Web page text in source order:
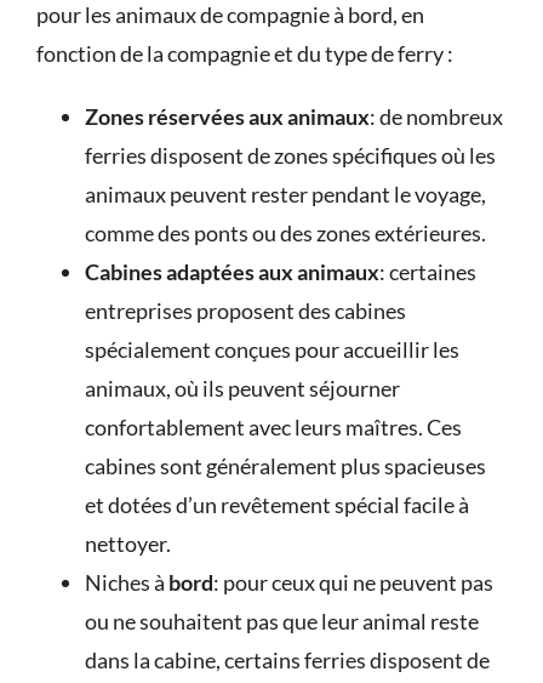
pour les animaux de compagnie à bord, en
fonction de la compagnie et du type de ferry :
Zones réservées aux animaux: de nombreux
ferries disposent de zones spécifiques où les
animaux peuvent rester pendant le voyage,
comme des ponts ou des zones extérieures.
Cabines adaptées aux animaux: certaines
entreprises proposent des cabines
spécialement conçues pour accueillir les
animaux, où ils peuvent séjourner
confortablement avec leurs maîtres. Ces
cabines sont généralement plus spacieuses
et dotées d’un revêtement spécial facile à
nettoyer.
Niches à bord: pour ceux qui ne peuvent pas
ou ne souhaitent pas que leur animal reste
dans la cabine, certains ferries disposent de